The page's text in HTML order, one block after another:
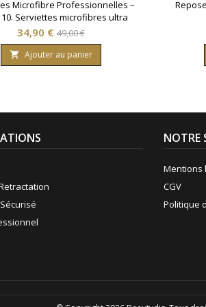
Microfibre Professionnelles –
Serviettes microfibres ultra
idéales pour les salons de
Légères et à séchage rapide,
les cheveux efficacement
la gestion du linge. Leur
Prix
34,90 € Prix
de
base
49,00 €
 Ajouter au panier
NOTRE
Mentions
CGV
Politique